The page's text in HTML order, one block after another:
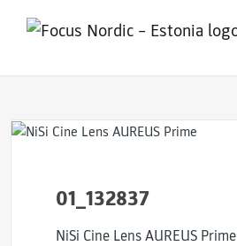
01_132837
NiSi Cine Lens AUREUS Prime